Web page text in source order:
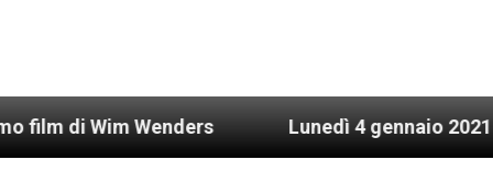
Wenders Lunedì 4 gennaio 2021: